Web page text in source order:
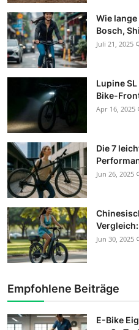
Wie
Bosch,
Juli 21, 2025
Lupine
Bike-
Apr 16, 2025
Die 7
Jun 26, 2025
Vergleich:
Jun 30, 2025
Empfohlene Beiträge
E-Bike